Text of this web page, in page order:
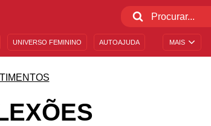
MAIS
UNIVERSO FEMININO AUTOAJUDA